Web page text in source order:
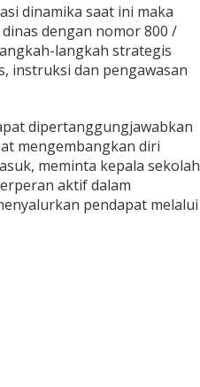
dinamika saat ini maka
dengan nomor 800 /
langkah strategis
instruksi dan pengawasan
dipertanggungjawabkan
mengembangkan diri
meminta kepala sekolah
aktif dalam
pendapat melalui